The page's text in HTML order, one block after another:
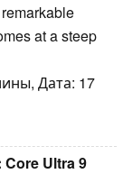
at a steep
Дата: 17
Core Ultra 9